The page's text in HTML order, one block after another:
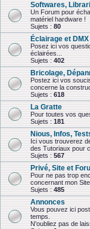
Softwares,
Un Forum pour
matériel hardware !
Sujets : 80
Éclairage et DMX
Posez ici vos
éclairées...
Sujets : 402
Bricolage,
Postez ici vos
concerne la
Sujets : 618
La Gratte
Pour toutes vos
Sujets : 181
Nious, Infos,
Ici vous trouverez
des Tutoriaux pour
Sujets : 567
Privé, Site et
Pour ne pas trop
concernant mon
Sujets : 485
Annonces
Vous pouvez ici
temps.
N'oubliez pas de